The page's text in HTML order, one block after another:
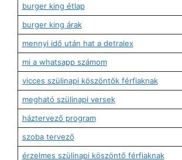
burger king étlap
burger king árak
mennyi idő után hat a detralex
mi a whatsapp számom
vicces szülinapi köszöntők férfiaknak
megható szülinapi versek
háztervező program
szoba tervező
érzelmes szülinapi köszöntő férfiaknak